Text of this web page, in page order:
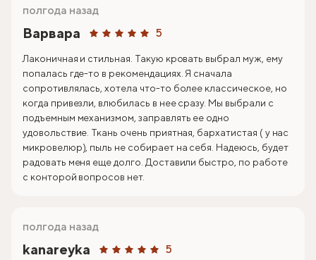
Варвара 5
полгода назад
Лаконичная и стильная. Такую кровать выбрал муж, ему
попалась где-то в рекомендациях. Я сначала
сопротивлялась, хотела что-то более классическое, но
когда привезли, влюбилась в нее сразу. Мы выбрали с
подъемным механизмом, заправлять ее одно
удовольствие. Ткань очень приятная, бархатистая ( у нас
микровелюр), пыль не собирает на себя. Надеюсь, будет
радовать меня еще долго. Доставили быстро, по работе
с конторой вопросов нет.
kanareyka 5
полгода назад